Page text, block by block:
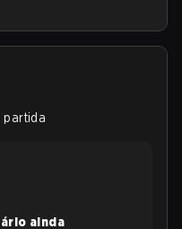
partida
ainda